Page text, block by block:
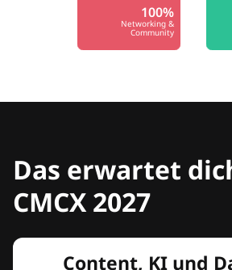
100%
Networking &
Community
Das erwartet
CMCX 2027
Content, KI und